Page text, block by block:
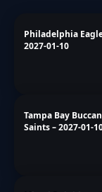
Philadelphia
2027-01-10
Tampa Bay
Saints – 2027-01-